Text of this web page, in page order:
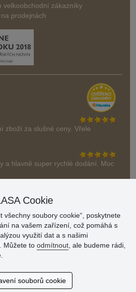
velkoobchodní zákazníky
prodejnách
zboží za slušné ceny. Vřele
a hlavně super rychlé dodání. Moc
Cookie
všechny soubory cookie“, poskytnete
na vašem zařízení, což pomáhá s
využití dat a s našimi
Můžete to odmítnout , ale budeme rádi,
souborů cookie